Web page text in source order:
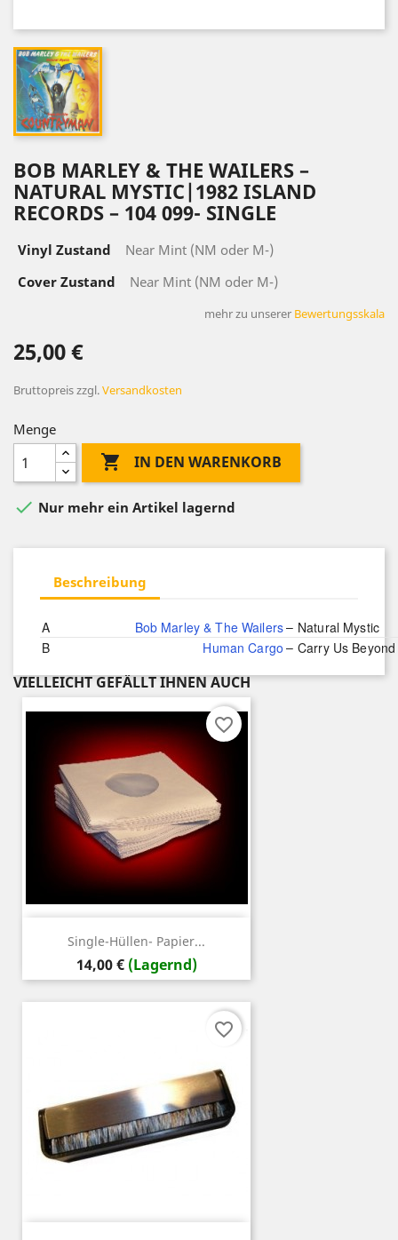
BOB MARLEY & THE WAILERS –
NATURAL MYSTIC|1982 ISLAND
RECORDS – 104 099- SINGLE
Vinyl Zustand
Near Mint (NM oder M-)
Cover Zustand
Near Mint (NM oder M-)
mehr zu unserer Bewertungsskala
25,00 €
Bruttopreiszzgl.Versandkosten
Menge
 IN DEN WARENKORB
 Nur mehr ein Artikel lagernd
Beschreibung
A Bob Marley & The Wailers– Natural Mystic
B
Human Cargo – Carry Us Beyond
VIELLEICHT GEFÄLLT IHNEN AUCH
Single-Hüllen- Papier...
Preis
14,00 € (Lagernd)
favorite_border
favorite_border